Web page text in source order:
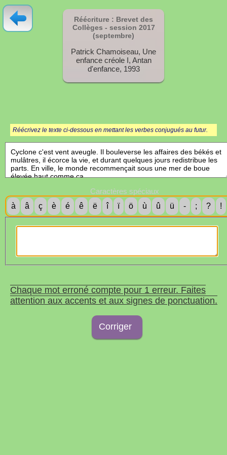
Réécriture : Brevet des
Collèges - session 2017
(septembre)
Patrick Chamoiseau, Une
enfance créole I, Antan
d'enfance, 1993
Réécrivez le texte ci-dessous en mettant les verbes conjugués au futur.
Caractères spéciaux
à
â ç è é ê ë î ï ö ù û ü - ; ? !
Chaque mot erroné compte pour 1 erreur. Faites
attention aux accents et aux signes de ponctuation.